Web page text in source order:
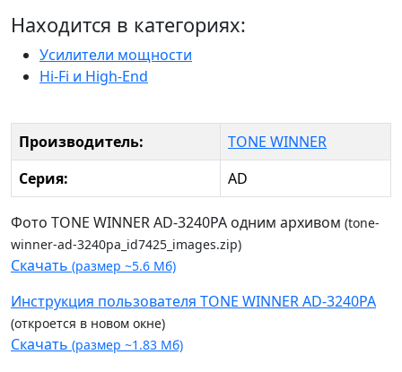
Находится в категориях:
Усилители мощности
Hi-Fi и High-End
Производитель:
TONE WINNER
Серия:
AD
Фото TONE WINNER AD-3240PA одним архивом (tone-
winner-ad-3240pa_id7425_images.zip)
Скачать (размер ~5.6 Мб)
Инструкция пользователя TONE WINNER AD-3240PA
(откроется в новом окне)
Скачать (размер ~1.83 Мб)